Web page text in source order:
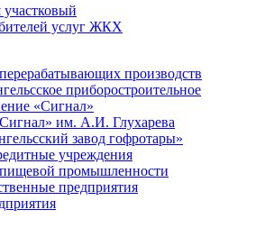
производств
приборостроительное
«Сигнал»
им. А.И. Глухарева
завод гофротары»
учреждения
промышленности
предприятия